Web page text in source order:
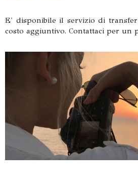
E' disponibile il servizio di
costo aggiuntivo. Contattaci per un